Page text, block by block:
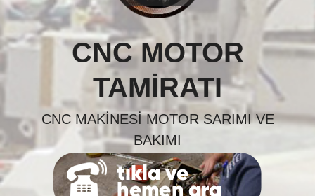
CNC MOTOR
TAMIRATI
CNC MAKINESI MOTOR SARIMI VE
BAKIMI